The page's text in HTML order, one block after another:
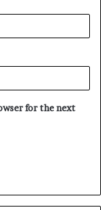
for the next